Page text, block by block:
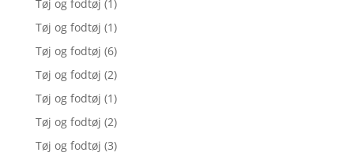
Tøj og fodtøj (1)
Tøj og fodtøj (1)
Tøj og fodtøj (6)
Tøj og fodtøj (2)
Tøj og fodtøj (1)
Tøj og fodtøj (2)
Tøj og fodtøj (3)